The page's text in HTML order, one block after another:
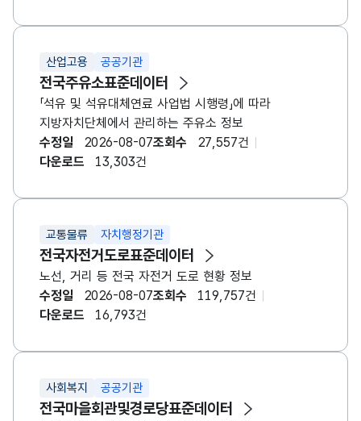
산업고용 공공기관
전국주유소표준데이터
「석유 및 석유대체연료 사업법 시행령」에 따라
지방자치단체에서 관리하는 주유소 정보
수정일
2026-08-07조회수
27,557건
다운로드
13,303건
교통물류 자치행정기관
전국자전거도로표준데이터
노선, 거리 등 전국 자전거 도로 현황 정보
수정일
2026-08-07조회수
119,757건
다운로드
16,793건
사회복지 공공기관
전국마을회관및경로당표준데이터